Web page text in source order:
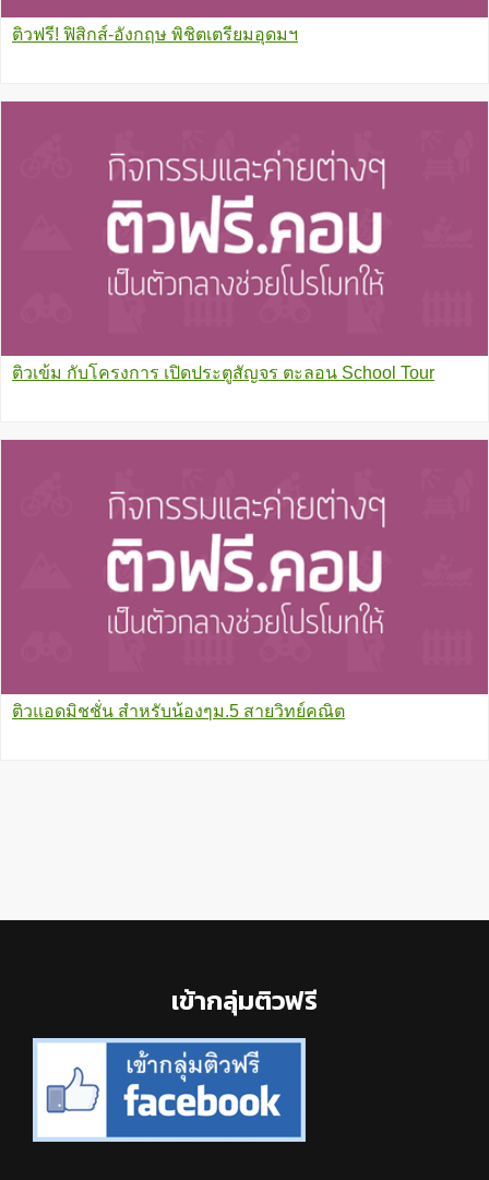
ติวฟรี! ฟิสิกส์-อังกฤษ พิชิตเตรียมอุดมฯ
ติวเข้ม กับโครงการ เปิดประตูสัญจร ตะลอน School Tour
ติวแอดมิชชั่น สำหรับน้องๆม.5 สายวิทย์คณิต
เข้ากลุ่มติวฟรี